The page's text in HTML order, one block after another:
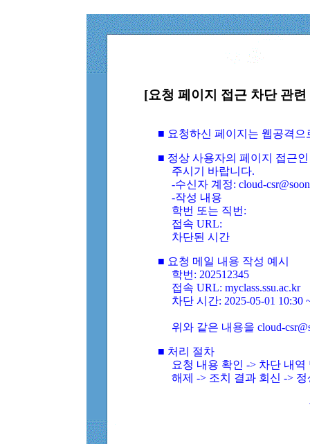
[요청 페이지 접근 차단 관
■ 요청하신 페이지는 웹공격
■ 정상 사용자의 페이지 접근
주시기 바랍니다.
-수신자 계정: cloud-
-작성 내용
학번 또는 직번:
접속 URL:
차단된 시간
■ 요청 메일 내용 작성 예시
학번: 202512345
접속 URL: myclass.ssu.ac.kr
차단 시간: 2025-05-01 10:30
위와 같은 내용을 cloud-
■ 처리 절차
요청 내용 확인 -> 차단 내
해제 -> 조치 결과 회신 ->